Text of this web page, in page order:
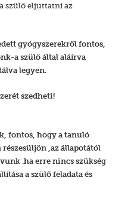
szülő eljuttatni az
gyógyszerekről fontos,
a szülő által aláírva
legyen.
szedheti!
fontos, hogy a tanuló
részesüljön ,az állapotától
.ha erre nincs szükség
a szülő feladata és